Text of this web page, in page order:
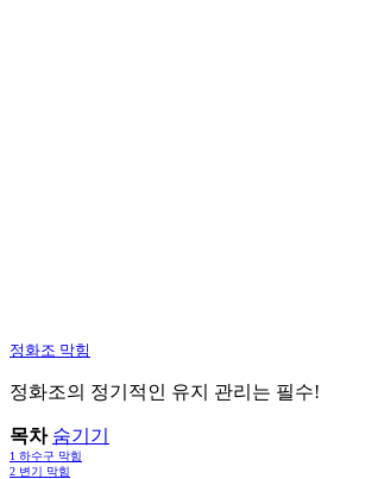
정화조 막힘
정화조의 정기적인 유지 관리는 필수!
목차 숨기기
1 하수구 막힘
2 변기 막힘